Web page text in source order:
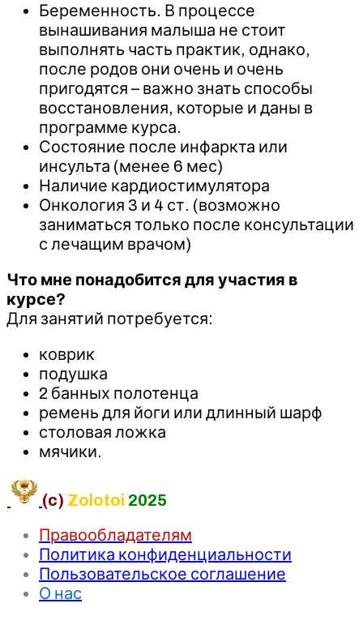
Беременность. В процессе
вынашивания малыша не стоит
выполнять часть практик, однако,
после родов они очень и очень
пригодятся – важно знать способы
восстановления, которые и даны в
программе курса.
Состояние после инфаркта или
инсульта (менее 6 мес)
Наличие кардиостимулятора
Онкология 3 и 4 ст. (возможно
заниматься только после консультации
с лечащим врачом)
Что мне понадобится для участия в
курсе?
Для занятий потребуется:
коврик
подушка
2 банных полотенца
ремень для йоги или длинный шарф
столовая ложка
мячики.
(c) Zolotoi 2025
Правообладателям
Политика конфиденциальности
Пользовательское соглашение
О нас